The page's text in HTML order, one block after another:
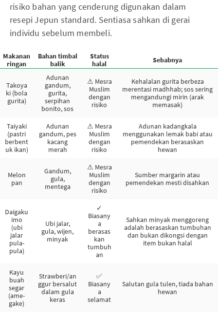
risiko bahan yang cenderung digunakan dalam
resepi Jepun standard. Sentiasa sahkan di gerai
individu sebelum membeli.
Makanan
ringan
Bahan timbal
balik
Status
halal
Sebabnya
Takoya
ki (bola
gurita)
Adunan
gandum,
gurita,
serpihan
bonito, sos
⚠ Mesra
Muslim
dengan
risiko
Kehalalan gurita berbeza
merentasi madhhab; sos sering
mengandungi mirin (arak
memasak)
Taiyaki
(pastri
berbent
uk ikan)
Adunan
gandum, pes
kacang
merah
⚠ Mesra
Muslim
dengan
risiko
Adunan kadangkala
menggunakan lemak babi atau
pemendekan berasaskan
hewan
Melon
pan
Gandum,
gula,
mentega
⚠ Mesra
Muslim
dengan
risiko
Sumber margarin atau
pemendekan mesti disahkan
Daigaku
imo
(ubi
jalar
pula-
pula)
Ubi jalar,
gula, wijen,
minyak
✓
Biasany
a
berasas
kan
tumbuh
an
Sahkan minyak menggoreng
adalah berasaskan tumbuhan
dan bukan dikongsi dengan
item bukan halal
Kayu
buah
segar
(ame-
gake)
Strawberi/an
ggur bersalut
dalam gula
keras
✅
Biasany
a
selamat
Salutan gula tulen, tiada bahan
hewan